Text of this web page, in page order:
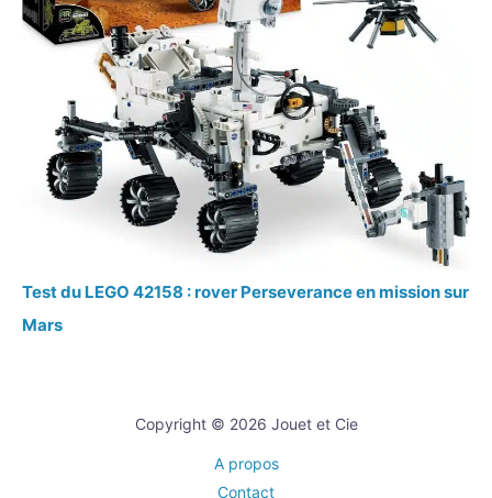
Test du LEGO 42158 : rover Perseverance en mission sur
Mars
Copyright © 2026 Jouet et Cie
A propos
Contact